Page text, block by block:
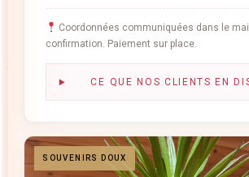
Coordonnées communiquées dans le
confirmation. Paiement sur place.
CE QUE NOS CLIENTS EN
SOUVENIRS DOUX